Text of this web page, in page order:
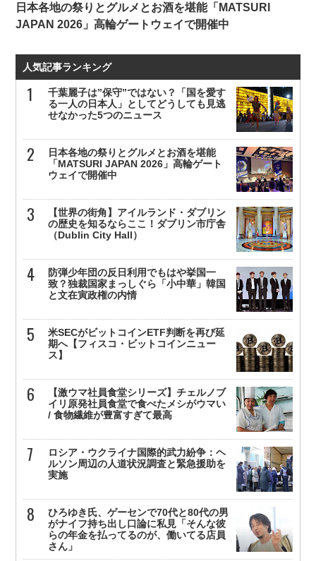
日本各地の祭りとグルメとお酒を堪能「MATSURI
JAPAN 2026」高輪ゲートウェイで開催中
人気記事ランキング
千葉麗子は”保守”ではない？「国を愛す
る一人の日本人」としてどうしても見逃
せなかった5つのニュース
日本各地の祭りとグルメとお酒を堪能
「MATSURI JAPAN 2026」高輪ゲート
ウェイで開催中
【世界の街角】アイルランド・ダブリン
の歴史を知るならここ！ダブリン市庁舎
（Dublin City Hall）
防弾少年団の反日利用でもはや挙国一
致？独裁国家まっしぐら「小中華」韓国
と文在寅政権の内情
米SECがビットコインETF判断を再び延
期へ【フィスコ・ビットコインニュー
ス】
【激ウマ社員食堂シリーズ】チェルノブ
イリ原発社員食堂で食べたメシがウマい
/ 食物繊維が豊富すぎて最高
ロシア・ウクライナ国際的武力紛争：ヘ
ルソン周辺の人道状況調査と緊急援助を
実施
ひろゆき氏、ゲーセンで70代と80代の男
がナイフ持ち出し口論に私見「そんな彼
らの年金を払ってるのが、働いてる店員
さん」